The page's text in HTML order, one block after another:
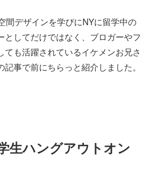
間デザインを学びにNYに留学中の
としてだけではなく、ブロガーやフ
ても活躍されているイケメンお兄さ
記事で前にちらっと紹介しました。
生ハングアウトオン